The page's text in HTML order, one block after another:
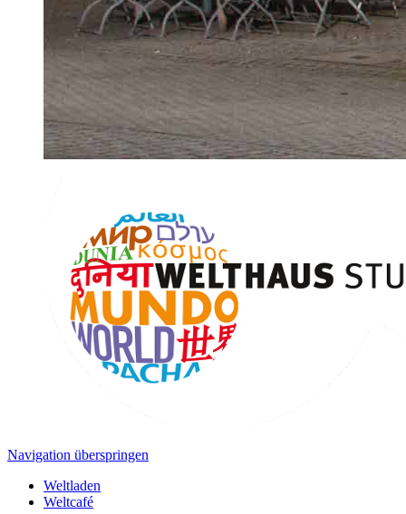
Navigation überspringen
Weltladen
Weltcafé